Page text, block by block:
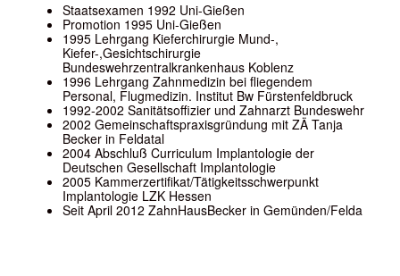
Staatsexamen 1992 Uni-Gießen
Promotion 1995 Uni-Gießen
1995 Lehrgang Kieferchirurgie Mund-,
Kiefer-,Gesichtschirurgie
Bundeswehrzentralkrankenhaus Koblenz
1996 Lehrgang Zahnmedizin bei fliegendem
Personal, Flugmedizin. Institut Bw Fürstenfeldbruck
1992-2002 Sanitätsoffizier und Zahnarzt Bundeswehr
2002 Gemeinschaftspraxisgründung mit ZÄ Tanja
Becker in Feldatal
2004 Abschluß Curriculum Implantologie der
Deutschen Gesellschaft Implantologie
2005 Kammerzertifikat/Tätigkeitsschwerpunkt
Implantologie LZK Hessen
Seit April 2012 ZahnHausBecker in Gemünden/Felda